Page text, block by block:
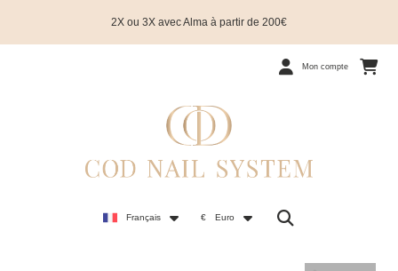
2X ou 3X avec Alma à partir de 200€
Mon compte
Français € Euro